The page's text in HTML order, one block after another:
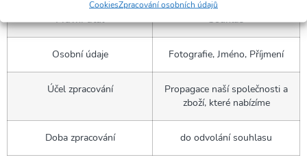
CookiesZpracování osobních údajů
Právní titul Souhlas
Osobní údaje Fotografie, Jméno, Příjmení
Účel zpracování
Propagace naší společnosti a
zboží, které nabízíme
Doba zpracování do odvolání souhlasu